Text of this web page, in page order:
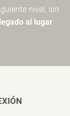
nivel, sin
al lugar